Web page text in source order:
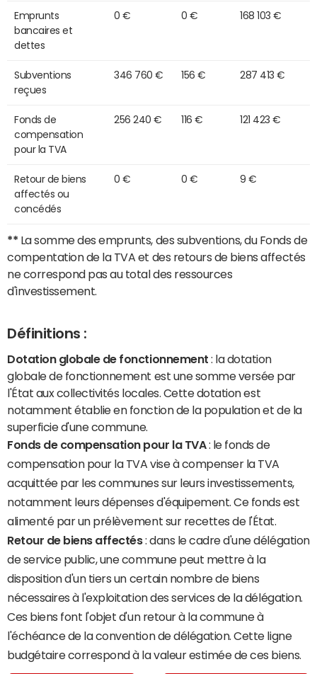
Emprunts
bancaires et
dettes
0 € 0 € 168 103 €
Subventions
reçues
346 760 € 156 € 287 413 €
Fonds de
compensation
pour la TVA
256 240 € 116 € 121 423 €
Retour de biens
affectés ou
concédés
0 € 0 € 9 €
** La somme des emprunts, des subventions, du Fonds de
compentation de la TVA et des retours de biens affectés
ne correspond pas au total des ressources
d'investissement.
Définitions :
Dotation globale de fonctionnement : la dotation
globale de fonctionnement est une somme versée par
l'État aux collectivités locales. Cette dotation est
notamment établie en fonction de la population et de la
superficie d'une commune.
Fonds de compensation pour la TVA: le fonds de
compensation pour la TVA vise à compenser la TVA
acquittée par les communes sur leurs investissements,
notamment leurs dépenses d'équipement. Ce fonds est
alimenté par un prélèvement sur recettes de l'État.
Retour de biens affectés: dans le cadre d'une délégation
de service public, une commune peut mettre à la
disposition d'un tiers un certain nombre de biens
nécessaires à l'exploitation des services de la délégation.
Ces biens font l'objet d'un retour à la commune à
l'échéance de la convention de délégation. Cette ligne
budgétaire correspond à la valeur estimée de ces biens.